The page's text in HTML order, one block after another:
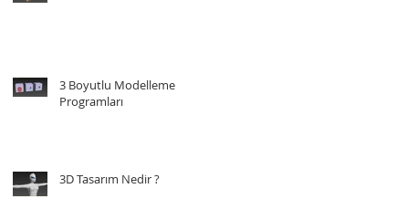
3 Boyutlu Modelleme
Programları
3D Tasarım Nedir ?